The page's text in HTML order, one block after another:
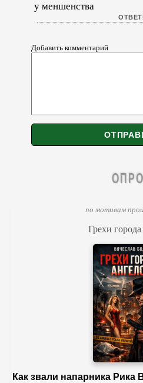
у меншенства
Добавить комментарий
по мотивам
Грехи города
Как звали напарника Рика